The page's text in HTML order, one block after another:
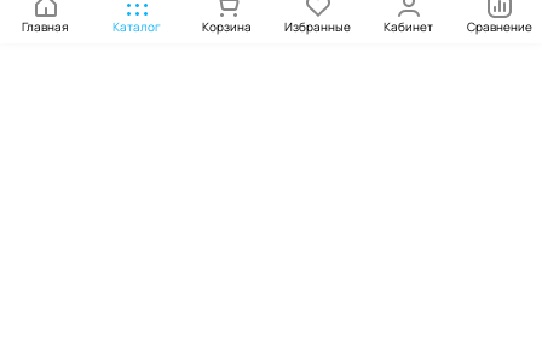
Главная Каталог Корзина Избранные Кабинет Сравнение